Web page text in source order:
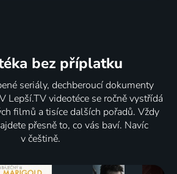
bez příplatku
seriály, dechberoucí dokumenty
Lepší.TV videotéce se ročně vystřídá
filmů a tisíce dalších pořadů. Vždy
přesně to, co vás baví. Navíc
v češtině.